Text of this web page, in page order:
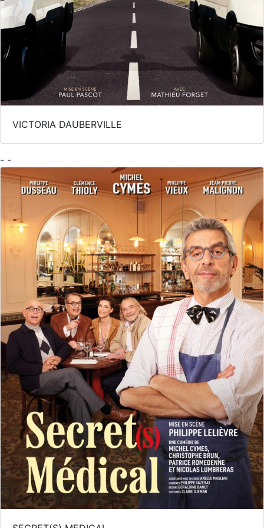
VICTORIA DAUBERVILLE
- -